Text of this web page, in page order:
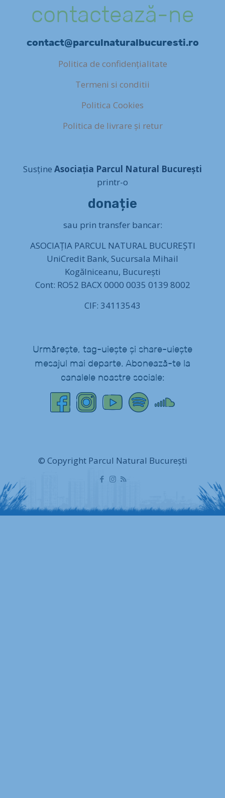
contactează-ne
contact@parculnaturalbucuresti.ro
Politica de confidențialitate
Termeni si conditii
Politica Cookies
Politica de livrare și retur
Susține Asociația Parcul Natural București
printr-o
donație
sau prin transfer bancar:
ASOCIAȚIA PARCUL NATURAL BUCUREȘTI
UniCredit Bank, Sucursala Mihail
Kogălniceanu, București
Cont: RO52 BACX 0000 0035 0139 8002
CIF: 34113543
Urmărește, tag-uiește și share-uiește
mesajul mai departe. Abonează-te la
canalele noastre sociale:
© Copyright Parcul Natural București